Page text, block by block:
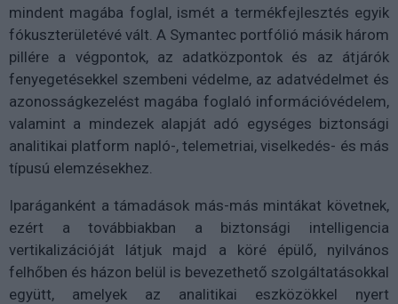
mindent magába foglal, ismét a termékfejlesztés egyik
fókuszterületévé vált. A Symantec portfólió másik három
pillére a végpontok, az adatközpontok és az átjárók
fenyegetésekkel szembeni védelme, az adatvédelmet és
azonosságkezelést magába foglaló információvédelem,
valamint a mindezek alapját adó egységes biztonsági
analitikai platform napló-, telemetriai, viselkedés- és más
típusú elemzésekhez.
Iparáganként a támadások más-más mintákat követnek,
ezért a továbbiakban a biztonsági intelligencia
vertikalizációját látjuk majd a köré épülő, nyilvános
felhőben és házon belül is bevezethető szolgáltatásokkal
együtt, amelyek az analitikai eszközökkel nyert